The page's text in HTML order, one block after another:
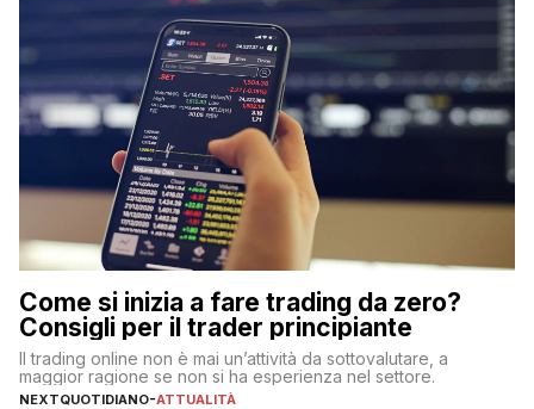
Come si inizia a fare trading da zero?
Consigli per il trader principiante
Il trading online non è mai un’attività da sottovalutare, a
maggior ragione se non si ha esperienza nel settore.
NEXTQUOTIDIANO-ATTUALITÀ